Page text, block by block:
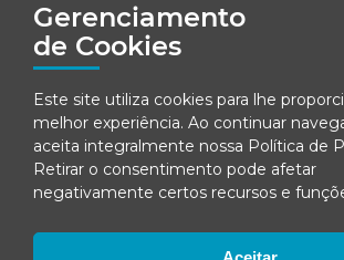
Gerenciamento
de Cookies
Este site utiliza cookies para lhe
melhor experiência. Ao continuar
aceita integralmente nossa Política de
Retirar o consentimento pode afetar
negativamente certos recursos e
Concordo em receber comunicações da
Ao se inscrever, você concorda com nossaPolítica de